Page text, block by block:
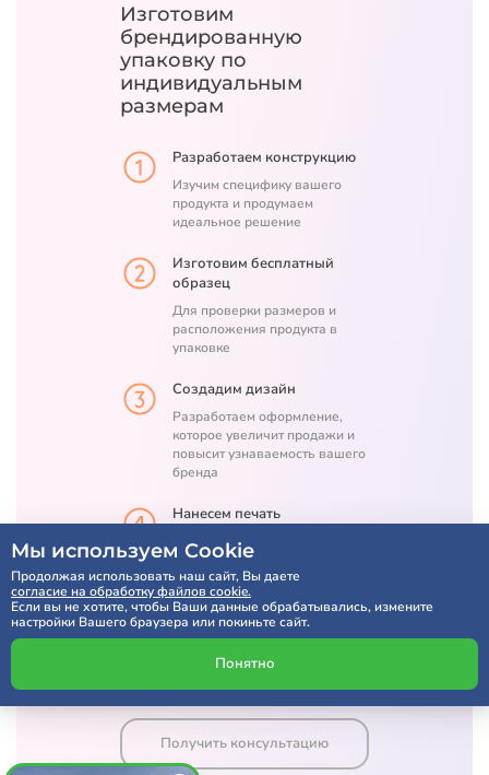
Изготовим
брендированную
упаковку по
индивидуальным
размерам
Разработаем конструкцию
Изучим специфику вашего
продукта и продумаем
идеальное решение
Изготовим бесплатный
образец
Для проверки размеров и
расположения продукта в
упаковке
Создадим дизайн
Разработаем оформление,
которое увеличит продажи и
повысит узнаваемость вашего
бренда
Нанесем печать
Перед производством партии
предоставим 3D-макет для
проверки точности нанесения
печати
Получить консультацию
Мы используем Cookie
Продолжая использовать наш сайт, Вы даете
согласие на обработку файлов cookie.
Если вы не хотите, чтобы Ваши данные обрабатывались, измените
настройки Вашего браузера или покиньте сайт.
Понятно